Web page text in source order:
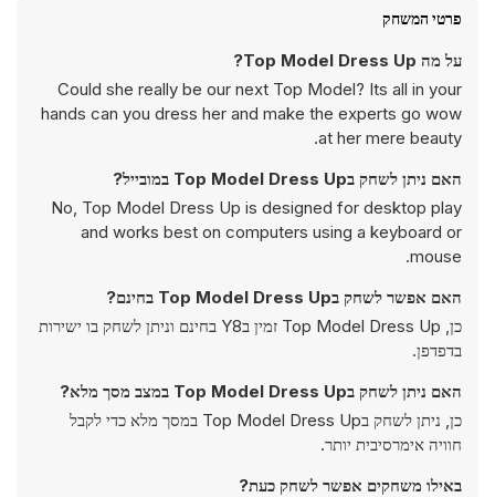
פרטי המשחק
על מה Top Model Dress Up?
Could she really be our next Top Model? Its all in your
hands can you dress her and make the experts go wow
at her mere beauty.
האם ניתן לשחק בTop Model Dress Up במובייל?
No, Top Model Dress Up is designed for desktop play
and works best on computers using a keyboard or
mouse.
האם אפשר לשחק בTop Model Dress Up בחינם?
כן, Top Model Dress Up זמין בY8 בחינם וניתן לשחק בו ישירות
בדפדפן.
האם ניתן לשחק בTop Model Dress Up במצב מסך מלא?
כן, ניתן לשחק בTop Model Dress Up במסך מלא כדי לקבל
חוויה אימרסיבית יותר.
באילו משחקים אפשר לשחק כעת?